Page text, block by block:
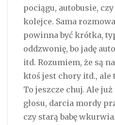
pociągu, autobusie,
kolejce. Sama
powinna być krótka,
oddzwonię, bo jadę
itd. Rozumiem, że są
ktoś jest chory itd., ale
To jeszcze chuj. Ale
głosu, darcia mordy
czy starą babę